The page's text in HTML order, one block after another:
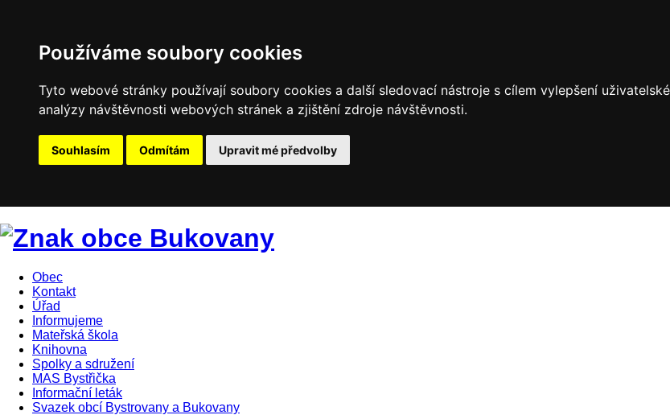
Používáme soubory cookies
Tyto webové stránky používají soubory cookies a další sledovací nástroje s cílem vylepšení
analýzy návštěvnosti webových stránek a zjištění zdroje návštěvnosti.
Souhlasím Odmítám Upravit mé předvolby
Obec
Kontakt
Úřad
Informujeme
Mateřská škola
Knihovna
Spolky a sdružení
MAS Bystřička
Informační leták
Svazek obcí Bystrovany a Bukovany